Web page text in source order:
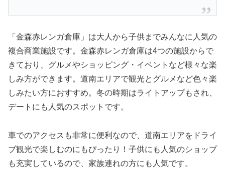
「金森赤レンガ倉庫」は大人から子供までみんなに人気の
複合商業施設です。金森赤レンガ倉庫は4つの施設からで
きており、グルメやショッピング・イベントなど様々な楽
しみ方ができます。道南エリアで観光とグルメなど色々楽
しみたい方におすすめ。冬の時期はライトアップもされ、
デートにも人気のスポットです。
車でのアクセスも非常に便利なので、道南エリアをドライ
ブ観光で楽しむのにもぴったり！子供にも人気のショップ
も充実しているので、家族連れの方にも人気です。